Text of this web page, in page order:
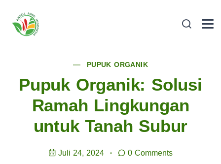
PUPUK ORGANIK
Pupuk Organik: Solusi
Ramah Lingkungan
untuk Tanah Subur
Juli 24, 2024 0 Comments